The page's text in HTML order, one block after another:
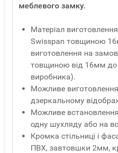
меблевого замку.
Матеріал
Swisspan товщиною
виготовлення на
товщиною від 16мм
виробника).
Можливе
дзеркальному
Можливе
одну шухляду або на
Кромка стільниці і
ПВХ, завтовшки 2мм,